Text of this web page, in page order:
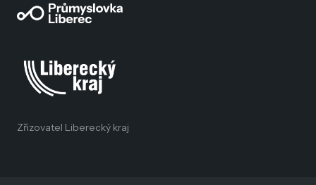
Zřizovatel Liberecký kraj